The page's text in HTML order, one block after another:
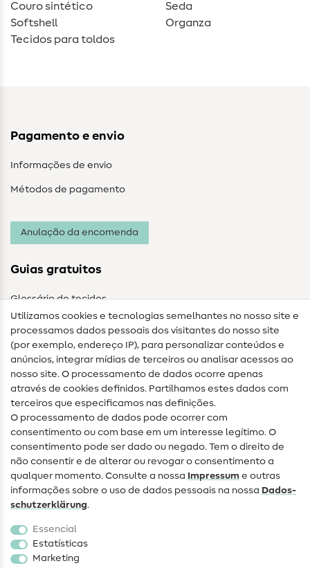
Couro sintético
Softshell
Tecidos para toldos
Seda
Organza
Pagamento e envio
Informações de envio
Métodos de pagamento
Anulação da encomenda
Guias gratuitos
Glossário de tecidos
Guias de costura
Ajuda e contacto
Contacto
Mudança de proprietário
Perguntas frequentes (FAQ)
Direito de cancelamento
Popular
Tecidos
Acessórios de costura
Utilizamos cookies e tecnologias semelhantes no nosso site e
processamos dados pessoais dos visitantes do nosso site
(por exemplo, endereço IP), para personalizar conteúdos e
anúncios, integrar mídias de terceiros ou analisar acessos ao
nosso site. O processamento de dados ocorre apenas
através de cookies definidos. Partilhamos estes dados com
terceiros que especificamos nas definições.
O processamento de dados pode ocorrer com
consentimento ou com base em um interesse legítimo. O
consentimento pode ser dado ou negado. Tem o direito de
não consentir e de alterar ou revogar o consentimento a
qualquer momento. Consulte a nossa Impressum e outras
informações sobre o uso de dados pessoais na nossa Dados­
schutz­erklärung.
Essencial
Estatísticas
Marketing